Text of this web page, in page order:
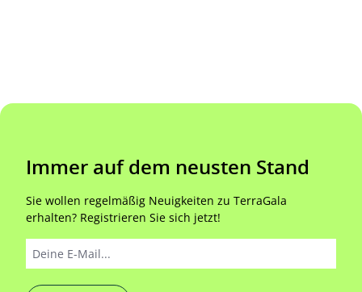
Immer auf dem neusten Stand
Sie wollen regelmäßig Neuigkeiten zu TerraGala
erhalten? Registrieren Sie sich jetzt!